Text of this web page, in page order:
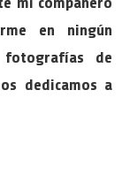
en ningún
fotografías de
dedicamos a